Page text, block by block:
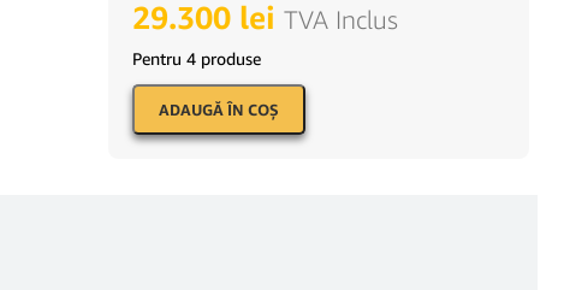
29.300 lei TVA Inclus
Pentru 4 produse
ADAUGĂ ÎN COŞ